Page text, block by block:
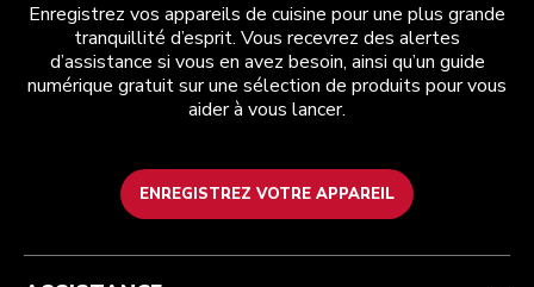
Enregistrez vos appareils de cuisine pour une plus grande
tranquillité d’esprit. Vous recevrez des alertes
d’assistance si vous en avez besoin, ainsi qu’un guide
numérique gratuit sur une sélection de produits pour vous
aider à vous lancer.
ENREGISTREZ VOTRE APPAREIL
Health Check
Conditions générales de vente
La marque
Trouver une boutique